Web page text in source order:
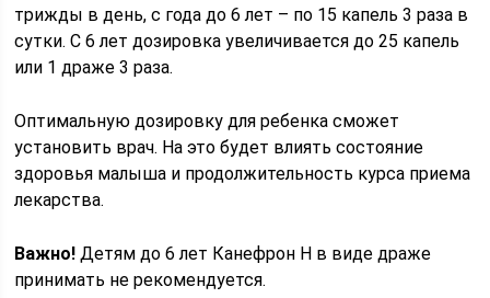
трижды в день, с года до 6 лет – по 15 капель 3 раза в
сутки. С 6 лет дозировка увеличивается до 25 капель
или 1 драже 3 раза.
Оптимальную дозировку для ребенка сможет
установить врач. На это будет влиять состояние
здоровья малыша и продолжительность курса приема
лекарства.
Важно! Детям до 6 лет Канефрон Н в виде драже
принимать не рекомендуется.